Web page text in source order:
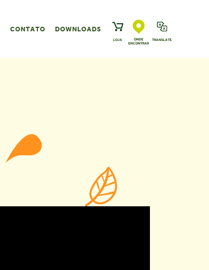
CONTATO DOWNLOADS
LOJA
ONDE
ENCONTRAR
TRANSLATE